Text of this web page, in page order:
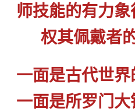
师技能的有力
权其佩戴者
一面是古代世
一面是所罗门